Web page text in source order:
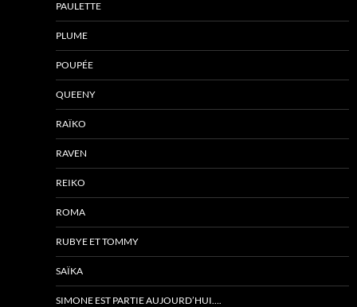
PAULETTE
PLUME
POUPÉE
QUEENY
RAÏKO
RAVEN
REIKO
ROMA
RUBYE ET TOMMY
SAÏKA
SIMONE EST PARTIE AUJOURD’HUI….